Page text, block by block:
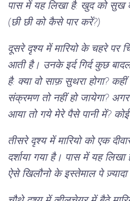
पास में यह लिखा है: खुद को सुख
(छी छी को कैसे पार करें?)
दूसरे दृश्य में मारियो के चहरे पर
आती है। उनके इर्द गिर्द कुछ
है: क्या वो साफ़ सुथरा होगा?
संक्रमण तो नहीं हो जायेगा?
आया तो गये मेरे पैसे पानी में?
तीसरे दृश्य में मारियो को एक
दर्शाया गया है। पास में यह
ऐसे खिलौनो के इस्तेमाल पे ज़्यादा